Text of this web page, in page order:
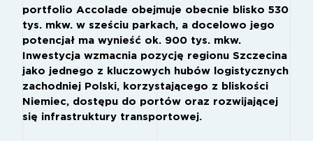
portfolio Accolade obejmuje obecnie blisko 530
tys. mkw. w sześciu parkach, a docelowo jego
potencjał ma wynieść ok. 900 tys. mkw.
Inwestycja wzmacnia pozycję regionu Szczecina
jako jednego z kluczowych hubów logistycznych
zachodniej Polski, korzystającego z bliskości
Niemiec, dostępu do portów oraz rozwijającej
się infrastruktury transportowej.